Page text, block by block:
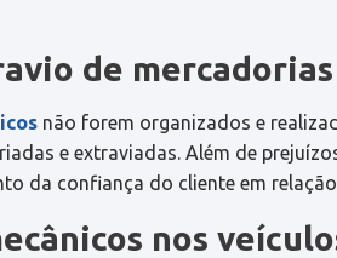
de mercadorias
não forem organizados e
e extraviadas. Além de
da confiança do cliente em relação
nos